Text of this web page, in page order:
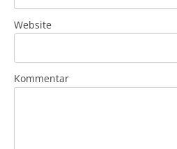
Website
Kommentar